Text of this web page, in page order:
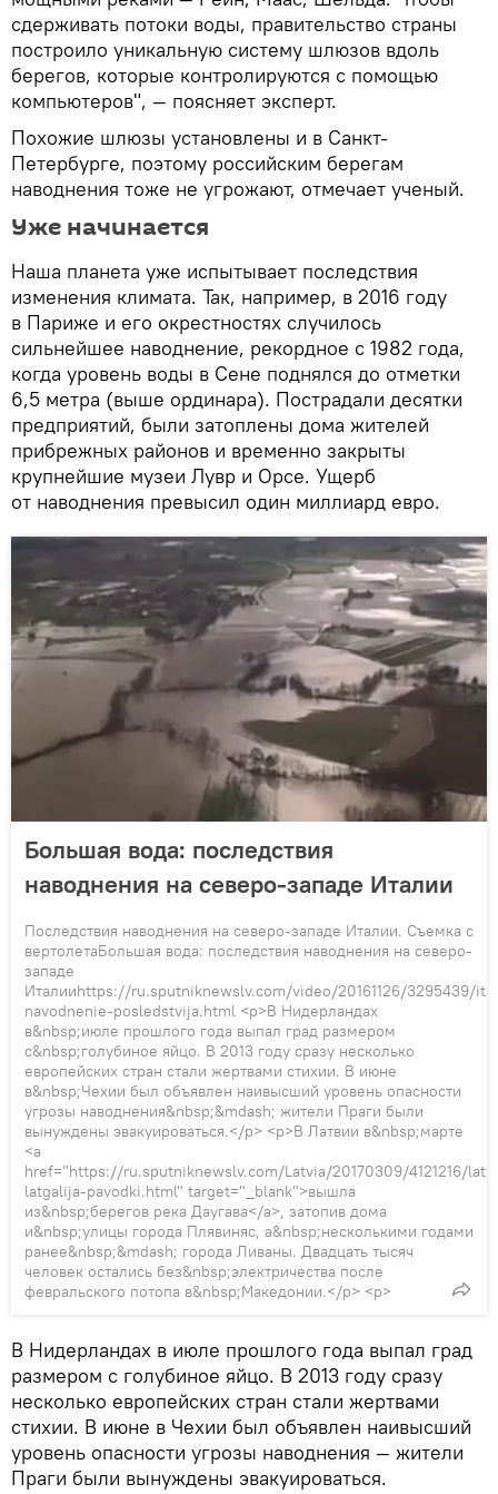
сдерживать потоки воды, правительство страны
построило уникальную систему шлюзов вдоль
берегов, которые контролируются с помощью
компьютеров", — поясняет эксперт.
Похожие шлюзы установлены и в Санкт-
Петербурге, поэтому российским берегам
наводнения тоже не угрожают, отмечает ученый.
Уже начинается
Наша планета уже испытывает последствия
изменения климата. Так, например, в 2016 году
в Париже и его окрестностях случилось
сильнейшее наводнение, рекордное с 1982 года,
когда уровень воды в Сене поднялся до отметки
6,5 метра (выше ординара). Пострадали десятки
предприятий, были затоплены дома жителей
прибрежных районов и временно закрыты
крупнейшие музеи Лувр и Орсе. Ущерб
от наводнения превысил один миллиард евро.
Большая вода: последствия
наводнения на северо-западе Италии
Последствия наводнения на северо-западе Италии. Съемка с
вертолетаБольшая вода: последствия наводнения на северо-
западе
Италииhttps://ru.sputniknewslv.com/video/20161126/3295439/
navodnenie-posledstvija.html <p>В Нидерландах
в&nbsp;июле прошлого года выпал град размером
с&nbsp;голубиное яйцо. В 2013 году сразу несколько
европейских стран стали жертвами стихии. В июне
в&nbsp;Чехии был объявлен наивысший уровень опасности
угрозы наводнения&nbsp;&mdash; жители Праги были
вынуждены эвакуироваться.</p> <p>В Латвии в&nbsp;марте
<a
href="https://ru.sputniknewslv.com/Latvia/20170309/4121216/
latgalija-pavodki.html" target="_blank">вышла
из&nbsp;берегов река Даугава</a>, затопив дома
и&nbsp;улицы города Плявиняс, а&nbsp;несколькими годами
ранее&nbsp;&mdash; города Ливаны. Двадцать тысяч
человек остались без&nbsp;электричества после
февральского потопа в&nbsp;Македонии.</p> <p>
В Нидерландах в июле прошлого года выпал град
размером с голубиное яйцо. В 2013 году сразу
несколько европейских стран стали жертвами
стихии. В июне в Чехии был объявлен наивысший
уровень опасности угрозы наводнения — жители
Праги были вынуждены эвакуироваться.